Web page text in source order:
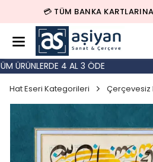
💳 TÜM BANKA
ÜRÜNLERDE 4 AL 3 ÖDE
Hat Eseri Kategorileri Çerçevesiz